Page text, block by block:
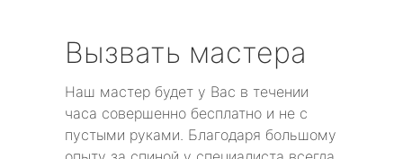
Вызвать мастера
Наш мастер будет у Вас в течении
часа совершенно бесплатно и не с
пустыми руками. Благодаря большому